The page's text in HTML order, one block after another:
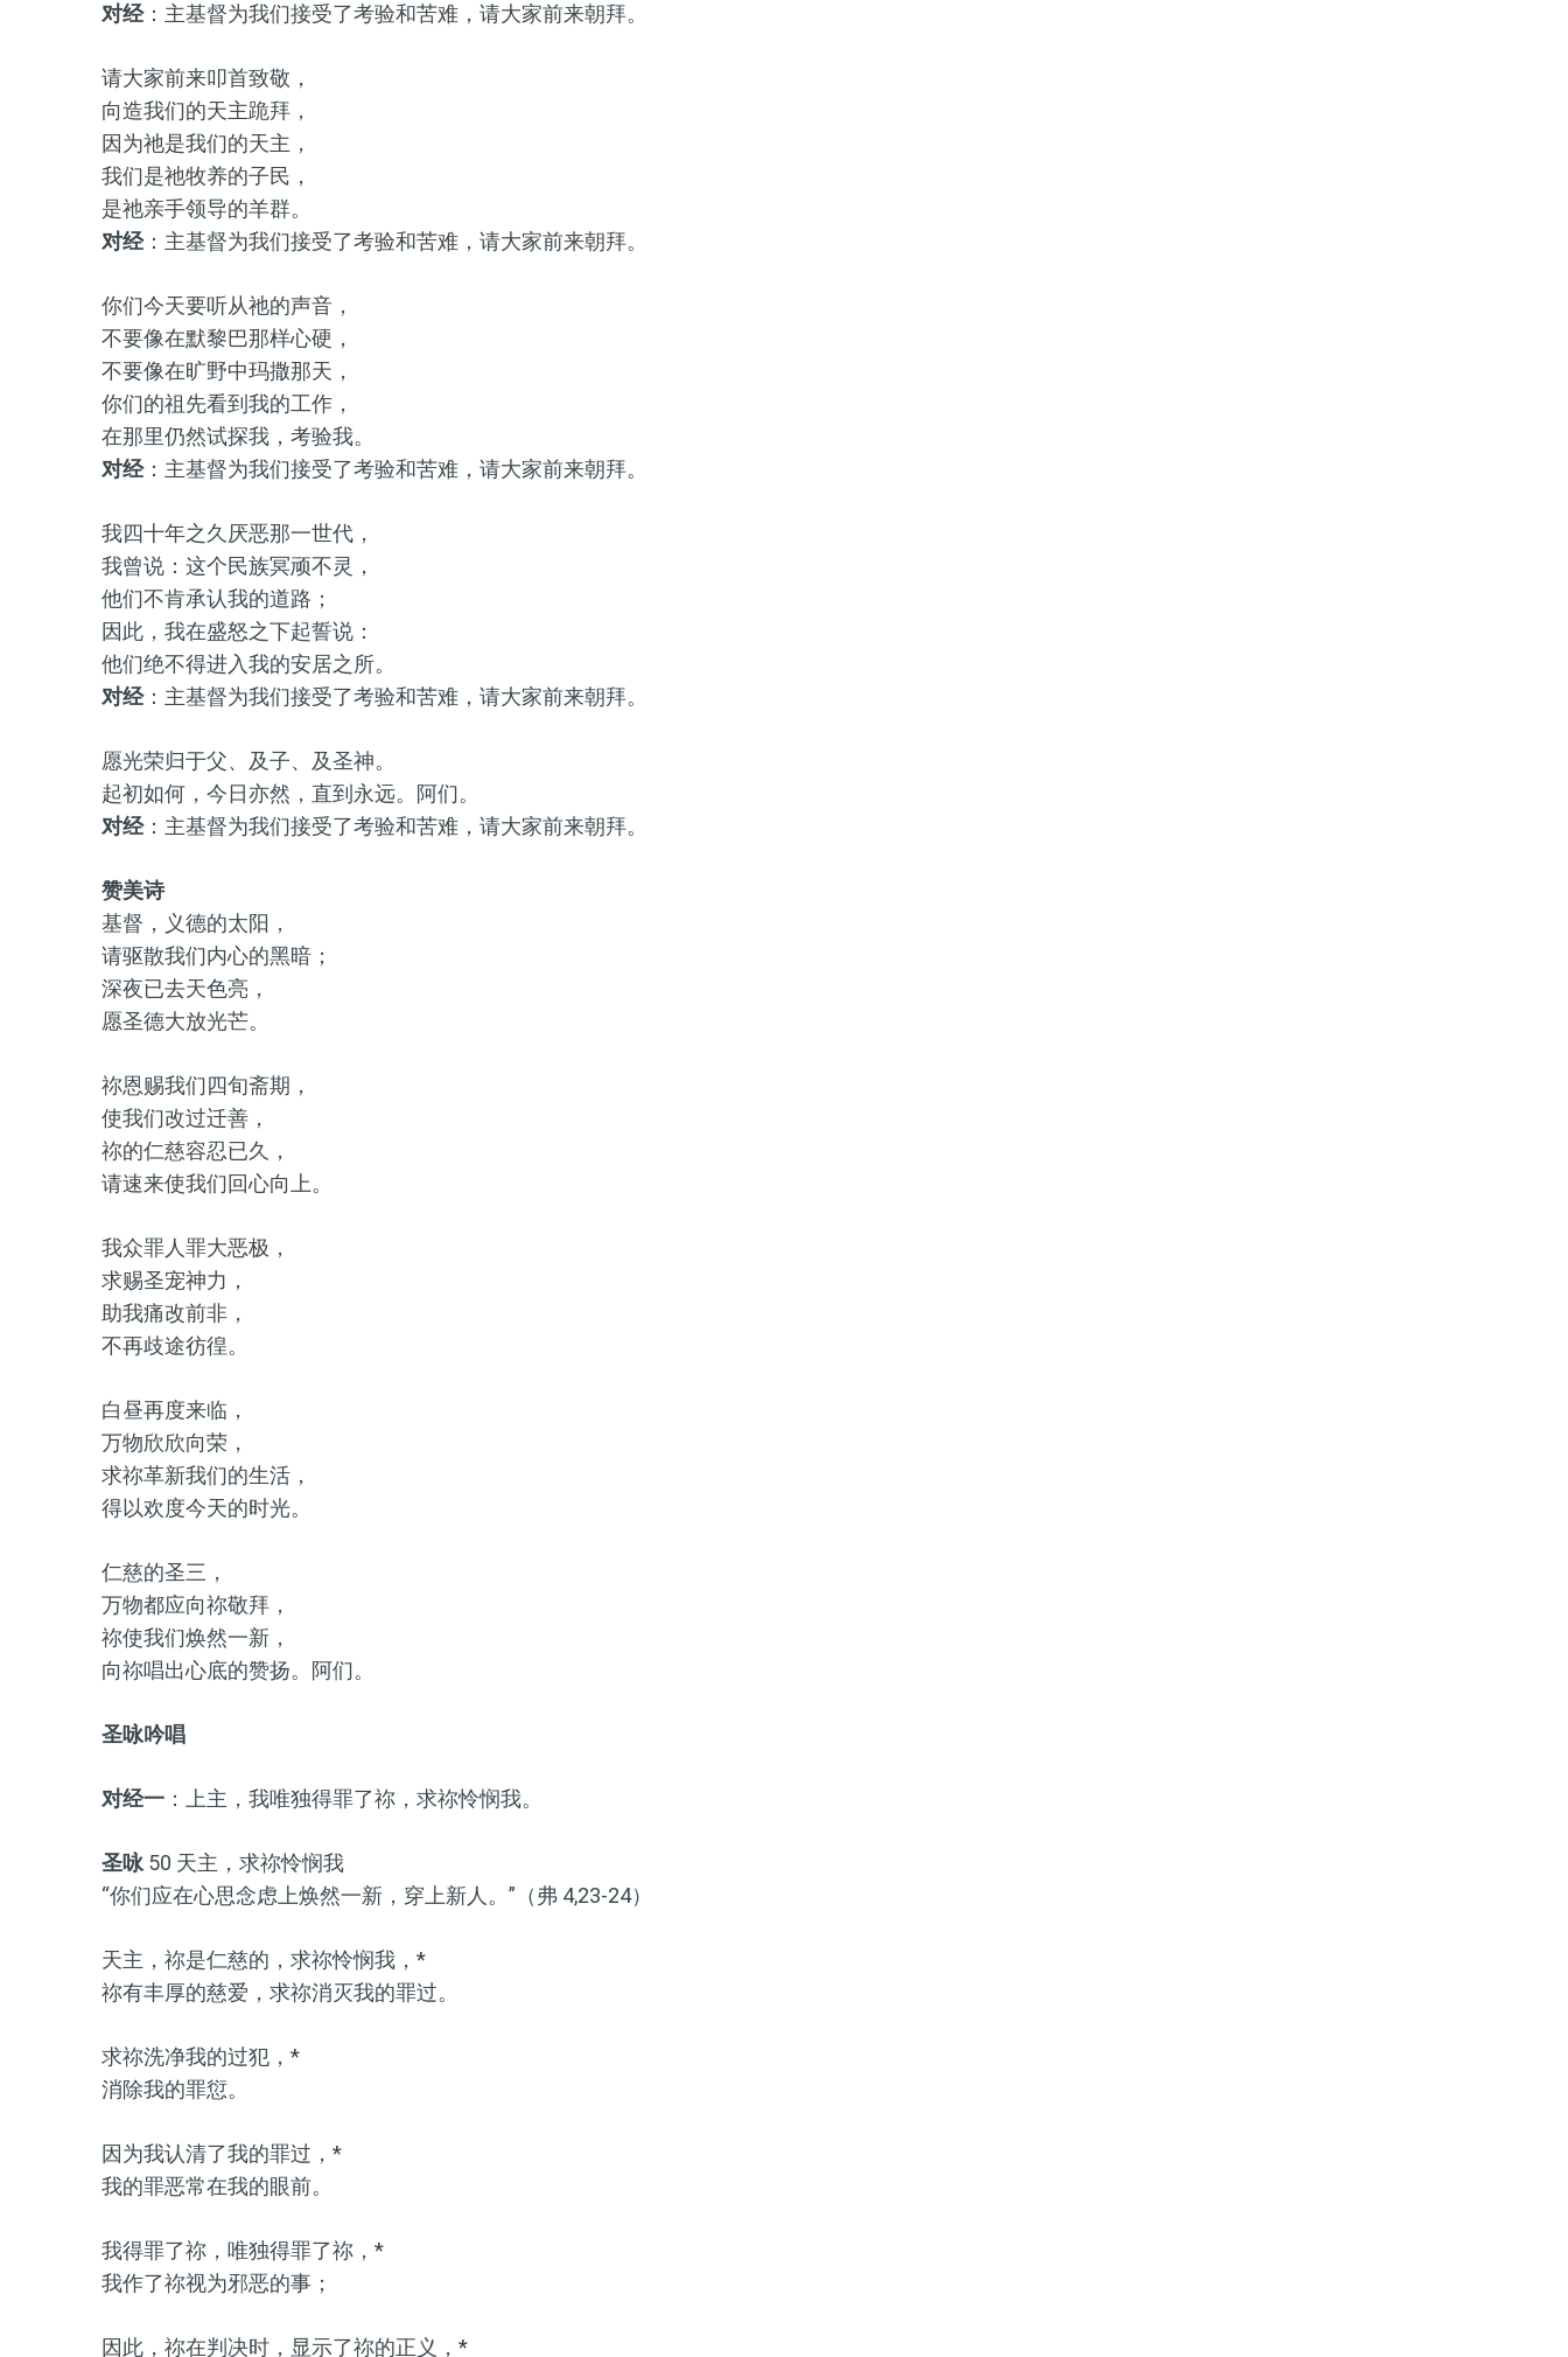
对经：主基督为我们接受了考验和苦难，请大家前来朝拜。
请大家前来叩首致敬，
向造我们的天主跪拜，
因为祂是我们的天主，
我们是祂牧养的子民，
是祂亲手领导的羊群。
对经：主基督为我们接受了考验和苦难，请大家前来朝拜。
你们今天要听从祂的声音，
不要像在默黎巴那样心硬，
不要像在旷野中玛撒那天，
你们的祖先看到我的工作，
在那里仍然试探我，考验我。
对经：主基督为我们接受了考验和苦难，请大家前来朝拜。
我四十年之久厌恶那一世代，
我曾说：这个民族冥顽不灵，
他们不肯承认我的道路；
因此，我在盛怒之下起誓说：
他们绝不得进入我的安居之所。
对经：主基督为我们接受了考验和苦难，请大家前来朝拜。
愿光荣归于父、及子、及圣神。
起初如何，今日亦然，直到永远。阿们。
对经：主基督为我们接受了考验和苦难，请大家前来朝拜。
赞美诗
基督，义德的太阳，
请驱散我们内心的黑暗；
深夜已去天色亮，
愿圣德大放光芒。
祢恩赐我们四旬斋期，
使我们改过迁善，
祢的仁慈容忍已久，
请速来使我们回心向上。
我众罪人罪大恶极，
求赐圣宠神力，
助我痛改前非，
不再歧途彷徨。
白昼再度来临，
万物欣欣向荣，
求祢革新我们的生活，
得以欢度今天的时光。
仁慈的圣三，
万物都应向祢敬拜，
祢使我们焕然一新，
向祢唱出心底的赞扬。阿们。
圣咏吟唱
对经一 ：上主，我唯独得罪了祢，求祢怜悯我。
圣咏50 天主，求祢怜悯我
“你们应在心思念虑上焕然一新，穿上新人。”（弗 4,23-24）
天主，祢是仁慈的，求祢怜悯我，*
祢有丰厚的慈爱，求祢消灭我的罪过。
求祢洗净我的过犯，*
消除我的罪愆。
因为我认清了我的罪过，*
我的罪恶常在我的眼前。
我得罪了祢，唯独得罪了祢，*
我作了祢视为邪恶的事；
因此，祢在判决时，显示了祢的正义，*